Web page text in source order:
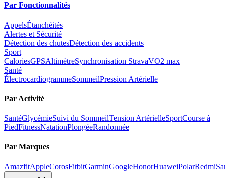
Par Fonctionnalités
AppelsÉtanchéités
Alertes et Sécurité
Détection des chutesDétection des accidents
Sport
CaloriesGPSAltimètreSynchronisation StravaVO2 max
Santé
ÉlectrocardiogrammeSommeilPression Artérielle
Par Activité
SantéGlycémieSuivi du SommeilTension ArtérielleSportCourse à
PiedFitnessNatationPlongéeRandonnée
Par Marques
AmazfitAppleCorosFitbitGarminGoogleHonorHuaweiPolarRedmi